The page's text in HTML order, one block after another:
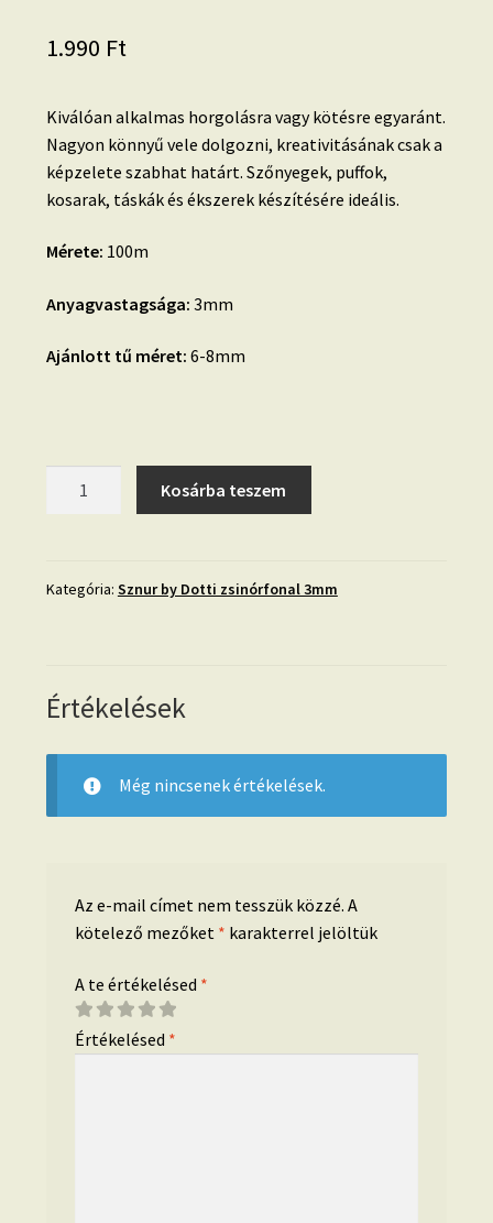
1.990 Ft
Kiválóan alkalmas horgolásra vagy kötésre egyaránt.
Nagyon könnyű vele dolgozni, kreativitásának csak a
képzelete szabhat határt. Szőnyegek, puffok,
kosarak, táskák és ékszerek készítésére ideális.
Mérete: 100m
Anyagvastagsága: 3mm
Ajánlott tű méret: 6-8mm
zsinórfonal
Kosárba teszem
Kategória: Sznur by Dotti zsinórfonal 3mm
Értékelések
Még nincsenek értékelések.
Az e-mail címet nem tesszük közzé. A
kötelező mezőket * karakterrel jelöltük
A te értékelésed *
Értékelésed *